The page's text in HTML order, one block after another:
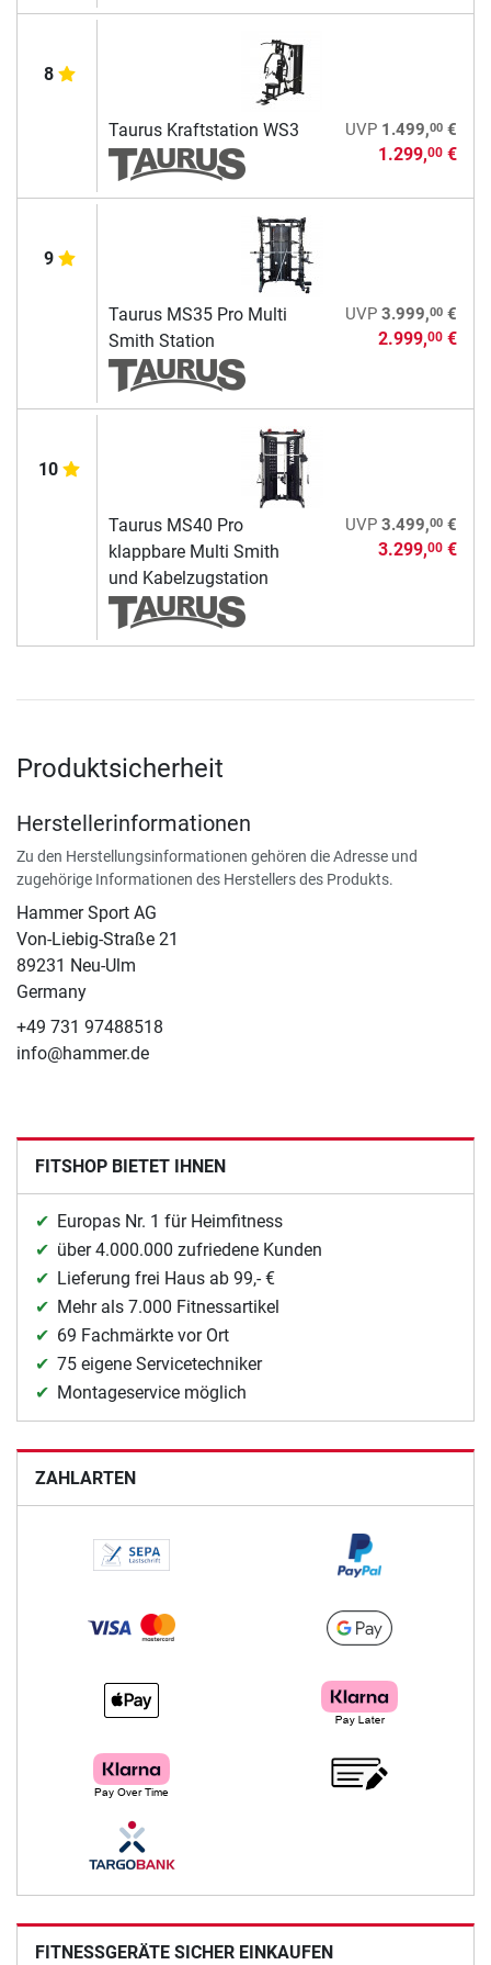
8
Taurus Kraftstation WS3 UVP 1.499,00€
1.299,00€
9
Taurus MS35 Pro Multi
Smith Station
UVP 3.999,00€
2.999,00€
10
Taurus MS40 Pro
klappbare Multi Smith
und Kabelzugstation
UVP 3.499,00€
3.299,00€
Produktsicherheit
Herstellerinformationen
Zu den Herstellungsinformationen gehören die Adresse und
zugehörige Informationen des Herstellers des Produkts.
Hammer Sport AG
Von-Liebig-Straße 21
89231 Neu-Ulm
Germany
+49 731 97488518
info@hammer.de
FITSHOP BIETET IHNEN
Europas Nr. 1 für Heimfitness
über 4.000.000 zufriedene Kunden
Lieferung frei Haus ab 99,- €
Mehr als 7.000 Fitnessartikel
69 Fachmärkte vor Ort
75 eigene Servicetechniker
Montageservice möglich
ZAHLARTEN
FITNESSGERÄTE SICHER EINKAUFEN